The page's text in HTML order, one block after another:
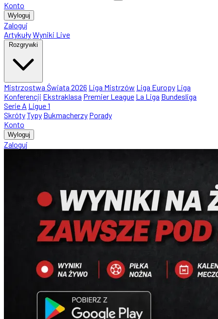
Konto
Wyloguj
Zaloguj
ArtykułyWyniki Live
Rozgrywki
Mistrzostwa Świata 2026 Liga Mistrzów Liga Europy Liga
Konferencji Ekstraklasa Premier League La Liga Bundesliga
Serie A Ligue 1
SkrótyTypy Bukmacherzy Porady
Konto
Wyloguj
Zaloguj